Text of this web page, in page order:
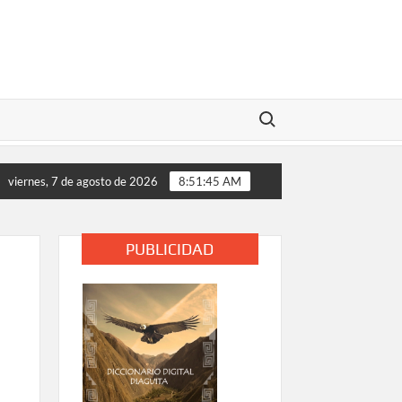
Buscar:
de apoyo tras daños provocados por el temporal en la
viernes, 7 de agosto de 2026 8:51:47 AM
PUBLICIDAD